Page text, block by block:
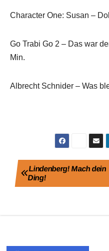
Character One: Susan –
Go Trabi Go 2 – Das war
Min.
Albrecht Schnider – Was
Lindenberg! Mach dein
Ding!